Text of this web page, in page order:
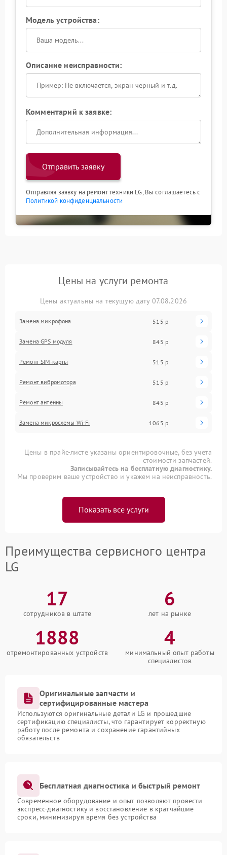
Модель устройства:
Описание неисправности:
Комментарий к заявке:
Отправить заявку
Отправляя заявку на ремонт техники LG, Вы соглашаетесь с
Политикой конфиденциальности
Цены на услуги ремонта
Цены актуальны на текущую дату 07.08.2026
Замена микрофона 515 р
Замена GPS модуля 845 р
Ремонт SIM-карты 515 р
Ремонт вибромотора 515 р
Ремонт антенны 845 р
Замена микросхемы Wi-Fi 1065 р
Цены в прайс-листе указаны ориентировочные, без учета
стоимости запчастей.
Записывайтесь на бесплатную диагностику.
Мы проверим ваше устройство и укажем на неисправность.
Показать все услуги
Преимущества сервисного центра
LG
17
сотрудников в штате
6
лет на рынке
1888
отремонтированных устройств
4
минимальный опыт работы
специалистов
Оригинальные запчасти и
сертифицированные мастера
Используются оригинальные детали LG и прошедшие
сертификацию специалисты, что гарантирует корректную
работу после ремонта и сохранение гарантийных
обязательств
Бесплатная диагностика и быстрый ремонт
Современное оборудование и опыт позволяют провести
экспресс-диагностику и восстановление в кратчайшие
сроки, минимизируя время без устройства